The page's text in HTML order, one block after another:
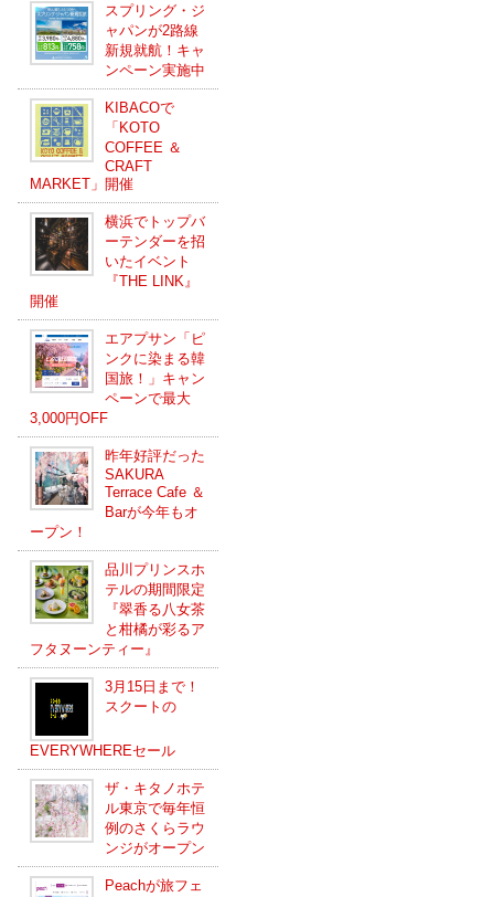
スプリング・ジ
ャパンが2路線
新規就航！キャ
ンペーン実施中
KIBACOで
「KOTO
COFFEE ＆
CRAFT
MARKET」開催
横浜でトップバ
ーテンダーを招
いたイベント
『THE LINK』
開催
エアプサン「ピ
ンクに染まる韓
国旅！」キャン
ペーンで最大
3,000円OFF
昨年好評だった
SAKURA
Terrace Cafe ＆
Barが今年もオ
ープン！
品川プリンスホ
テルの期間限定
『翠香る八女茶
と柑橘が彩るア
フタヌーンティー』
3月15日まで！
スクートの
EVERYWHEREセール
ザ・キタノホテ
ル東京で毎年恒
例のさくらラウ
ンジがオープン
Peachが旅フェ